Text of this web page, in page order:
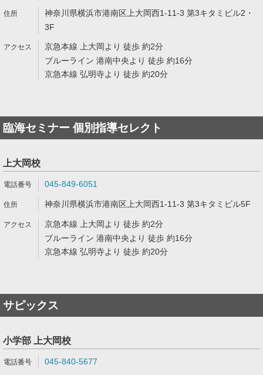
神奈川県横浜市港南区上大岡西1-11-3 第3キタミビル2・
3F
京急本線 上大岡より 徒歩 約2分
ブルーライン 港南中央より 徒歩 約16分
京急本線 弘明寺より 徒歩 約20分
臨海セミナー 個別指導セレクト
上大岡校
045-849-6051
神奈川県横浜市港南区上大岡西1-11-3 第3キタミビル5F
京急本線 上大岡より 徒歩 約2分
ブルーライン 港南中央より 徒歩 約16分
京急本線 弘明寺より 徒歩 約20分
サピックス
小学部 上大岡校
045-840-5677